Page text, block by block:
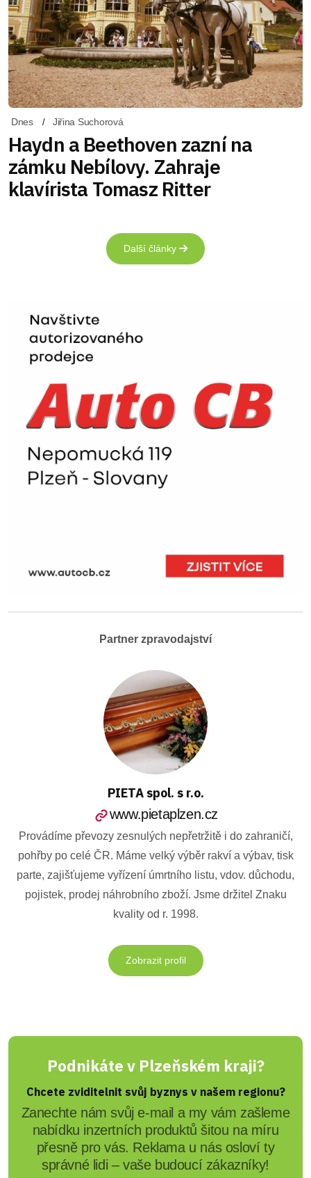
Dnes Jiřina Suchorová
Haydn a Beethoven zazní na
zámku Nebílovy. Zahraje
klavírista Tomasz Ritter
Další články
Partner zpravodajství
PIETA spol. s r.o.
www.pietaplzen.cz
Provádíme převozy zesnulých nepřetržitě i do zahraničí,
pohřby po celé ČR. Máme velký výběr rakví a výbav, tisk
parte, zajišťujeme vyřízení úmrtního listu, vdov. důchodu,
pojistek, prodej náhrobního zboží. Jsme držitel Znaku
kvality od r. 1998.
Zobrazit profil
Podnikáte v Plzeňském kraji?
Chcete zviditelnit svůj byznys v našem regionu?
Zanechte nám svůj e-mail a my vám zašleme
nabídku inzertních produktů šitou na míru
přesně pro vás. Reklama u nás osloví ty
správné lidi – vaše budoucí zákazníky!